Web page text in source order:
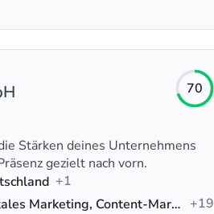
70
Stärken deines Unternehmens
gezielt nach vorn.
+1
Werbung, Digitales Marketing, Content-Marketing +19